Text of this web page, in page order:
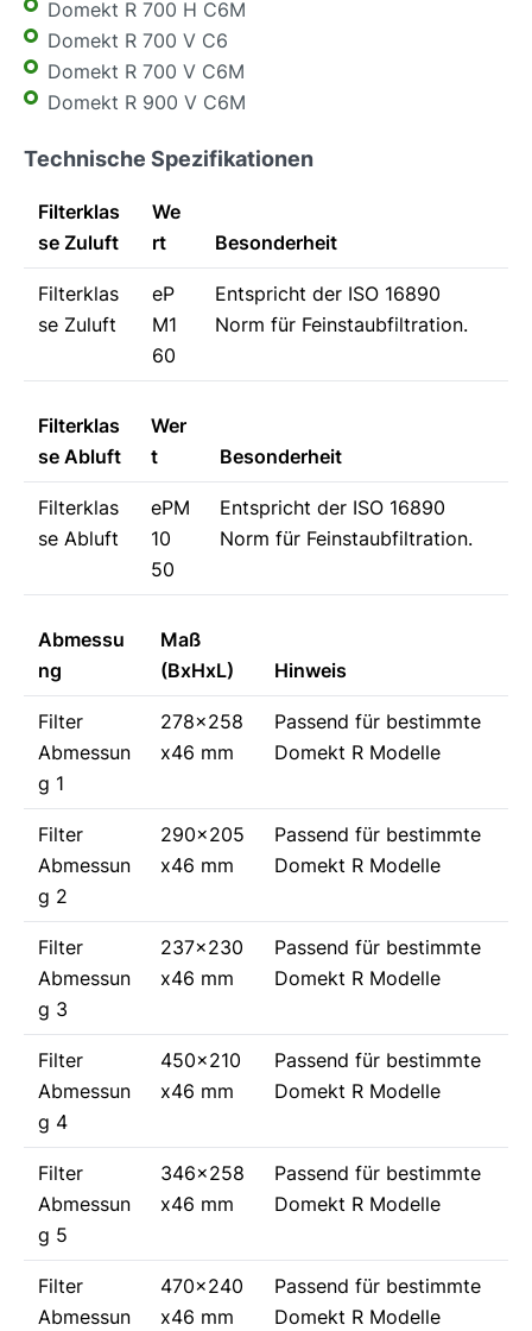
Domekt R 700 H C6M
Domekt R 700 V C6
Domekt R 700 V C6M
Domekt R 900 V C6M
Technische Spezifikationen
Filterklas
se Zuluft
We
rt
Besonderheit
Filterklas
se Zuluft
eP
M1
60
Entspricht der ISO 16890
Norm für Feinstaubfiltration.
Filterklas
se Abluft
Wer
t
Besonderheit
Filterklas
se Abluft
ePM
10
50
Entspricht der ISO 16890
Norm für Feinstaubfiltration.
Abmessu
ng
Maß
(BxHxL)
Hinweis
Filter
Abmessun
g 1
278x258
x46 mm
Passend für bestimmte
Domekt R Modelle
Filter
Abmessun
g 2
290x205
x46 mm
Passend für bestimmte
Domekt R Modelle
Filter
Abmessun
g 3
237x230
x46 mm
Passend für bestimmte
Domekt R Modelle
Filter
Abmessun
g 4
450x210
x46 mm
Passend für bestimmte
Domekt R Modelle
Filter
Abmessun
g 5
346x258
x46 mm
Passend für bestimmte
Domekt R Modelle
Filter
Abmessun
470x240
x46 mm
Passend für bestimmte
Domekt R Modelle